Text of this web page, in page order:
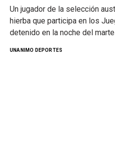
Un jugador de la selección
hierba que participa en los
detenido en la noche del
UNANIMO DEPORTES